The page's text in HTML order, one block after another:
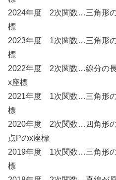
2024年度 2次関数…三角形
標
2023年度 1次関数…三角形
標
2022年度 2次関数…線分の
x座標
2021年度 1次関数…三角形
標
2020年度 2次関数…四角形
点Pのx座標
2019年度 1次関数…三角形
標